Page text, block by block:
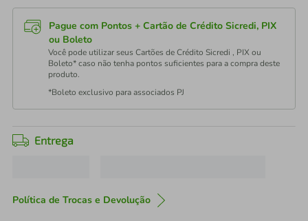
Pague com Pontos + Cartão de Crédito Sicredi, PIX
ou Boleto
Você pode utilizar seus Cartões de Crédito Sicredi , PIX ou
Boleto* caso não tenha pontos suficientes para a compra deste
produto.
*Boleto exclusivo para associados PJ
Entrega
Política de Trocas e Devolução